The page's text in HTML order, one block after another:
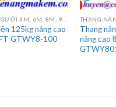
125kg nâng cao
GTWY8-100
Thang
nâng cao